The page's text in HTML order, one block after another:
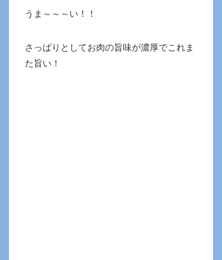
うま～～～い！！
さっぱりとしてお肉の旨味が濃厚でこれま
た旨い！